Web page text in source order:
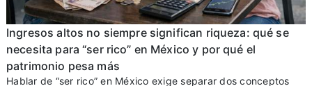
Ingresos altos no siempre significan riqueza: qué se
necesita para “ser rico” en México y por qué el
patrimonio pesa más
Hablar de “ser rico” en México exige separar dos conceptos